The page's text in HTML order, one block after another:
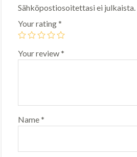
Sähköpostiosoitettasi ei julkaista.
Your rating*
Your review*
Name*